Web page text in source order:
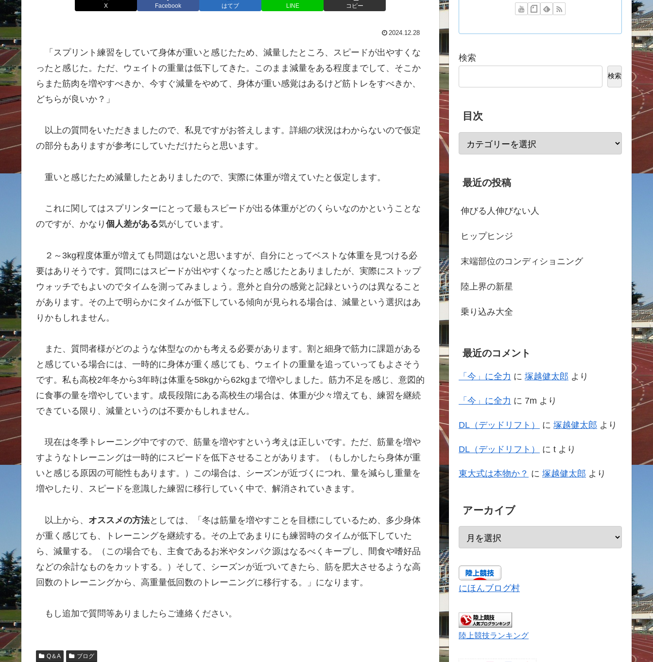
X Facebook はてブ LINE コピー
2024.12.28
「スプリント練習をしていて身体が重いと感じたため、減量したところ、スピードが出やすくな
ったと感じた。ただ、ウェイトの重量は低下してきた。このまま減量をある程度までして、そこか
らまた筋肉を増やすべきか、今すぐ減量をやめて、身体が重い感覚はあるけど筋トレをすべきか、
どちらが良いか？」
以上の質問をいただきましたので、私見ですがお答えします。詳細の状況はわからないので仮定
の部分もありますが参考にしていただけたらと思います。
重いと感じたため減量したとありましたので、実際に体重が増えていたと仮定します。
これに関してはスプリンターにとって最もスピードが出る体重がどのくらいなのかということな
のですが、かなり 個人差がある気がしています。
２～3kg程度体重が増えても問題はないと思いますが、自分にとってベストな体重を見つける必
要はありそうです。質問にはスピードが出やすくなったと感じたとありましたが、実際にストップ
ウォッチでもよいのでタイムを測ってみましょう。意外と自分の感覚と記録というのは異なること
があります。その上で明らかにタイムが低下している傾向が見られる場合は、減量という選択はあ
りかもしれません。
また、質問者様がどのような体型なのかも考える必要があります。割と細身で筋力に課題がある
と感じている場合には、一時的に身体が重く感じても、ウェイトの重量を追っていってもよさそう
です。私も高校2年冬から3年時は体重を58kgから62kgまで増やしました。筋力不足を感じ、意図的
に食事の量を増やしています。成長段階にある高校生の場合は、体重が少々増えても、練習を継続
できている限り、減量というのは不要かもしれません。
現在は冬季トレーニング中ですので、筋量を増やすという考えは正しいです。ただ、筋量を増や
すようなトレーニングは一時的にスピードを低下させることがあります。（もしかしたら身体が重
いと感じる原因の可能性もあります。）この場合は、シーズンが近づくにつれ、量を減らし重量を
増やしたり、スピードを意識した練習に移行していく中で、解消されていきます。
以上から、 オススメの方法としては、「冬は筋量を増やすことを目標にしているため、多少身体
が重く感じても、トレーニングを継続する。その上であまりにも練習時のタイムが低下していた
ら、減量する。（この場合でも、主食であるお米やタンパク源はなるべくキープし、間食や嗜好品
などの余計なものをカットする。）そして、シーズンが近づいてきたら、筋を肥大させるような高
回数のトレーニングから、高重量低回数のトレーニングに移行する。」になります。
もし追加で質問等ありましたらご連絡ください。
Q＆A ブログ
検索
検索
目次
最近の投稿
伸びる人伸びない人
ヒップヒンジ
末端部位のコンディショニング
陸上界の新星
乗り込み大全
最近のコメント
「今」に全力 に 塚越健太郎 より
「今」に全力 に 7m より
DL（デッドリフト） に 塚越健太郎 より
DL（デッドリフト） に t より
東大式は本物か？ に 塚越健太郎 より
アーカイブ
にほんブログ村
陸上競技ランキング